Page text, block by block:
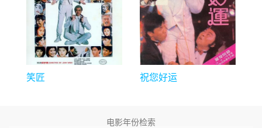
笑匠 祝您好运
电影年份检索